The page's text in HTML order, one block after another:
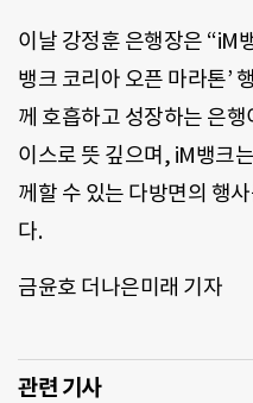
이날 강정훈 은행장은 “iM
뱅크 코리아 오픈 마라톤’
께 호흡하고 성장하는 은행
이스로 뜻 깊으며, iM뱅크
께할 수 있는 다방면의 행
다.
금윤호 더나은미래 기자
관련 기사